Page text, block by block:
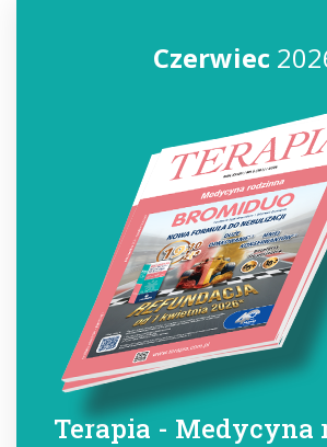
Czerwiec
Terapia - Medycyna